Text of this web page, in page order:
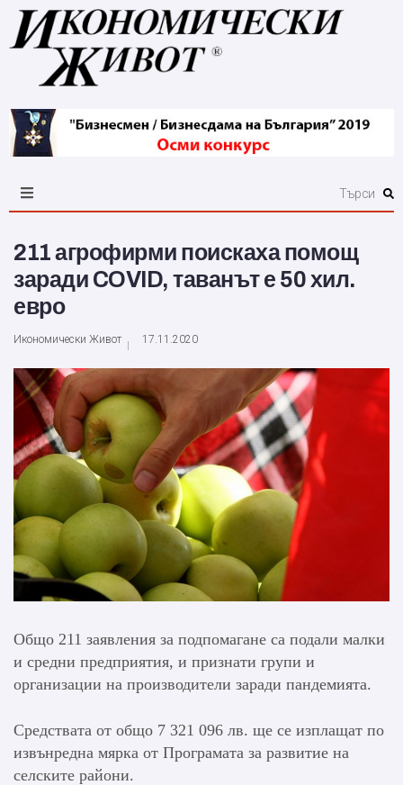
211 агрофирми поискаха помощ
заради COVID, таванът е 50 хил.
евро
Икономически Живот 17.11.2020
Общо 211 заявления за подпомагане са подали малки
и средни предприятия, и признати групи и
организации на производители заради пандемията.
Средствата от общо 7 321 096 лв. ще се изплащат по
извънредна мярка от Програмата за развитие на
селските райони.